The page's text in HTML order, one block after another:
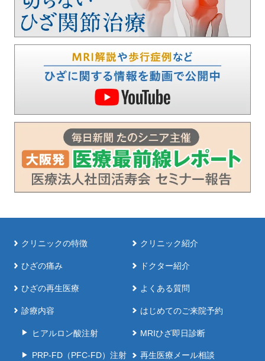
クリニックの特徴
ひざの痛み
ひざの再生医療
診療内容
ヒアルロン酸注射
PRP-FD（PFC-FD）注射
クリニック紹介
ドクター紹介
よくある質問
はじめてのご来院予約
MRIひざ即日診断
再生医療メール相談